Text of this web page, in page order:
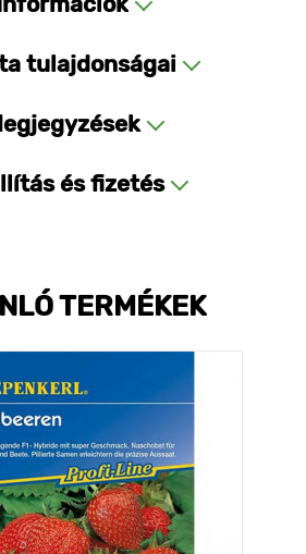
tulajdonságai
és fizetés
TERMÉKEK